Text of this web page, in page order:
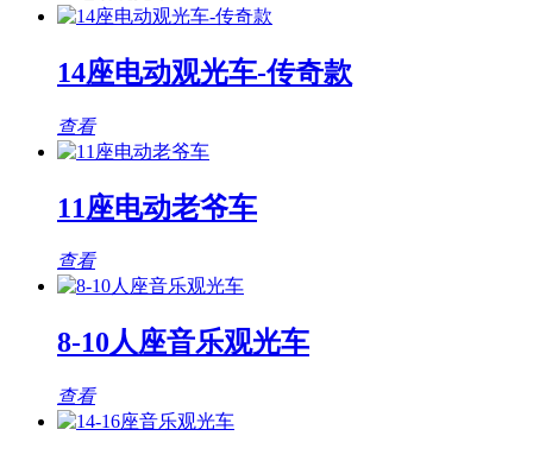
14座电动观光车-传奇款
查看
11座电动老爷车
查看
8-10人座音乐观光车
查看